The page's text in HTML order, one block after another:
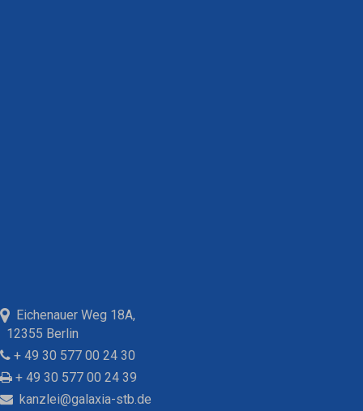
Eichenauer Weg 18A,
12355 Berlin
+ 49 30 577 00 24 30
+ 49 30 577 00 24 39
kanzlei@galaxia-stb.de